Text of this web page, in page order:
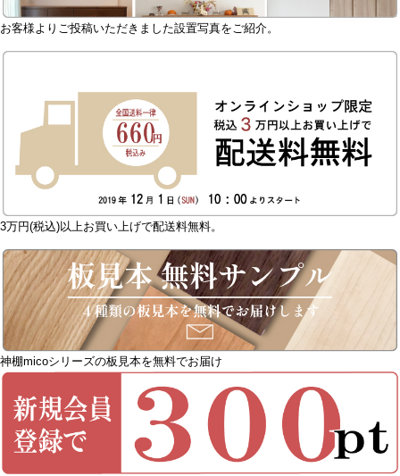
お客様よりご投稿いただきました設置写真をご紹介。
3万円(税込)以上お買い上げで配送料無料。
神棚micoシリーズの板見本を無料でお届け